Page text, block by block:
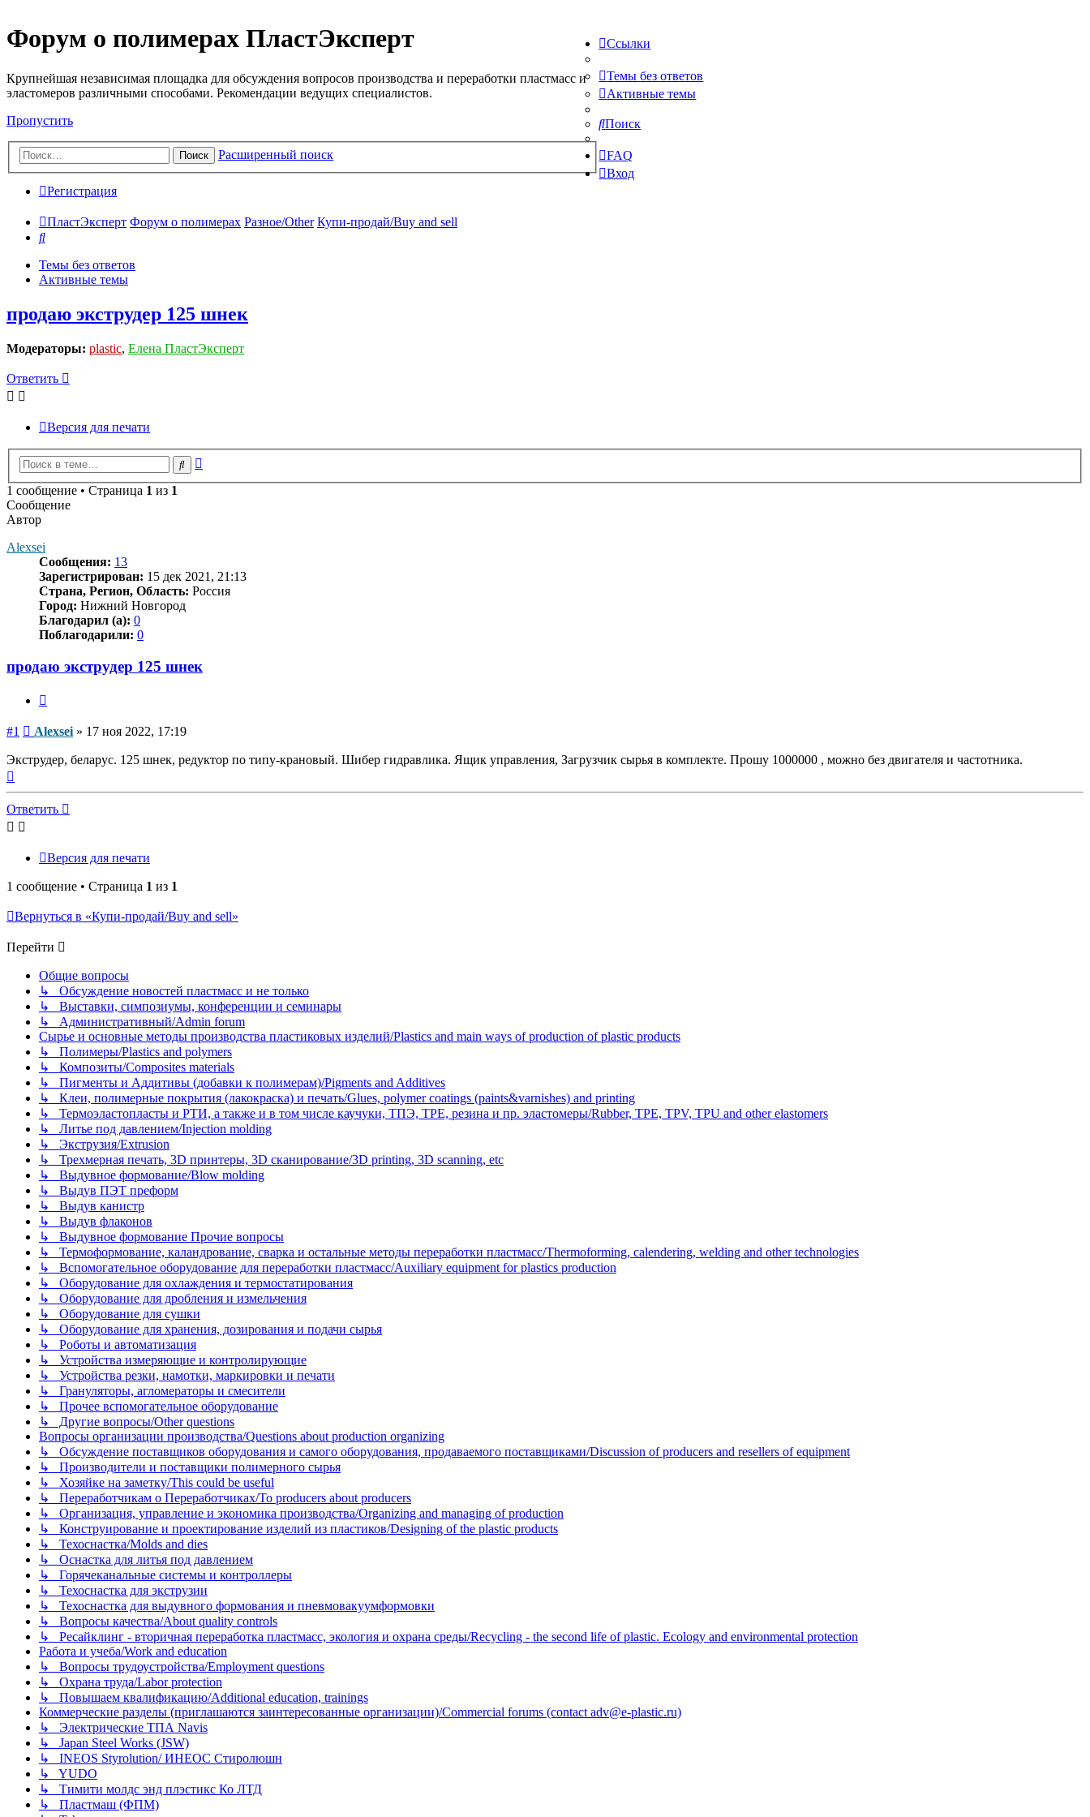
Форум о полимерах ПластЭксперт
Крупнейшая независимая площадка для обсуждения вопросов производства и переработки пластмасс и
эластомеров различными способами. Рекомендации ведущих специалистов.
Пропустить
Поиск Расширенный поиск
Ссылки
Темы без ответов
Активные темы
Поиск
FAQ
Вход
Регистрация
ПластЭксперт Форум о полимерах Разное/Other Купи-продай/Buy and sell
Поиск
Темы без ответов
Активные темы
продаю экструдер 125 шнек
Модераторы: plastic, Елена ПластЭксперт
Ответить
Версия для печати
Поиск
1 сообщение • Страница 1 из 1
Сообщение
Автор
Alexsei
Сообщения: 13
Зарегистрирован: 15 дек 2021, 21:13
Страна, Регион, Область: Россия
Город: Нижний Новгород
Благодарил (а): 0
Поблагодарили: 0
продаю экструдер 125 шнек
#1 Сообщение
Alexsei » 17 ноя 2022, 17:19
Экструдер, беларус. 125 шнек, редуктор по типу-крановый. Шибер гидравлика. Ящик управления, Загрузчик сырья в комплекте. Прошу 1000000 , можно без двигателя и частотника.
началу
Ответить
Версия для печати
1 сообщение • Страница 1 из 1
Вернуться в «Купи-продай/Buy and sell»
Перейти
Общие вопросы
↳ Обсуждение новостей пластмасс и не только
↳ Выставки, симпозиумы, конференции и семинары
↳ Административный/Admin forum
Сырье и основные методы производства пластиковых изделий/Plastics and main ways of production of plastic products
↳ Полимеры/Plastics and polymers
↳ Композиты/Сomposites materials
↳ Пигменты и Аддитивы (добавки к полимерам)/Pigments and Additives
↳ Клеи, полимерные покрытия (лакокраска) и печать/Glues, polymer coatings (paints&varnishes) and printing
↳ Термоэластопласты и РТИ, а также и в том числе каучуки, ТПЭ, TPE, резина и пр. эластомеры/Rubber, TPE, TPV, TPU and other elastomers
↳ Литье под давлением/Injection molding
↳ Экструзия/Extrusion
↳ Трехмерная печать, 3D принтеры, 3D сканирование/3D printing, 3D scanning, etc
↳ Выдувное формование/Blow molding
↳ Выдув ПЭТ преформ
↳ Выдув канистр
↳ Выдув флаконов
↳ Выдувное формование Прочие вопросы
↳ Термоформование, каландрование, сварка и остальные методы переработки пластмасс/Thermoforming, calendering, welding and other technologies
↳ Вспомогательное оборудование для переработки пластмасс/Auxiliary equipment for plastics production
↳ Оборудование для охлаждения и термостатирования
↳ Оборудование для дробления и измельчения
↳ Оборудование для сушки
↳ Оборудование для хранения, дозирования и подачи сырья
↳ Роботы и автоматизация
↳ Устройства измеряющие и контролирующие
↳ Устройства резки, намотки, маркировки и печати
↳ Грануляторы, агломераторы и смесители
↳ Прочее вспомогательное оборудование
↳ Другие вопросы/Other questions
Вопросы организации производства/Questions about production organizing
↳ Обсуждение поставщиков оборудования и самого оборудования, продаваемого поставщиками/Discussion of producers and resellers of equipment
↳ Производители и поставщики полимерного сырья
↳ Хозяйке на заметку/This could be useful
↳ Переработчикам о Переработчиках/To producers about producers
↳ Организация, управление и экономика производства/Organizing and managing of production
↳ Конструирование и проектирование изделий из пластиков/Designing of the plastic products
↳ Техоснастка/Molds and dies
↳ Оснастка для литья под давлением
↳ Горячеканальные системы и контроллеры
↳ Техоснастка для экструзии
↳ Техоснастка для выдувного формования и пневмовакуумформовки
↳ Вопросы качества/About quality controls
↳ Ресайклинг - вторичная переработка пластмасс, экология и охрана среды/Recycling - the second life of plastic. Ecology and environmental protection
Работа и учеба/Work and education
↳ Вопросы трудоустройства/Employment questions
↳ Охрана труда/Labor protection
↳ Повышаем квалификацию/Additional education, trainings
Коммерческие разделы (приглашаются заинтересованные организации)/Commercial forums (contact adv@e-plastic.ru)
↳ Электрические ТПА Navis
↳ Japan Steel Works (JSW)
↳ INEOS Styrolution/ ИНЕОС Стиролюшн
↳ YUDO
↳ Тимити молдс энд плэстикс Ко ЛТД
↳ Пластмаш (ФПМ)